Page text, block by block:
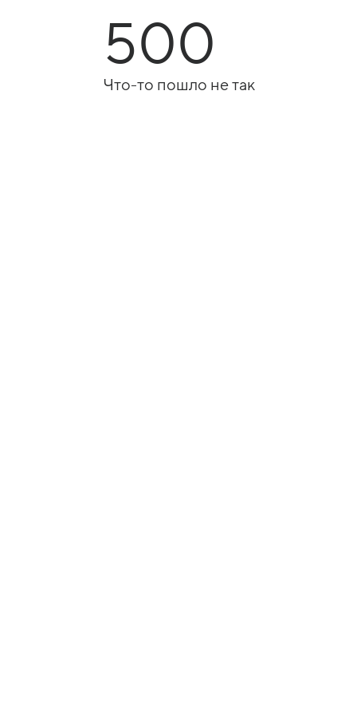
500
Что-то пошло не так